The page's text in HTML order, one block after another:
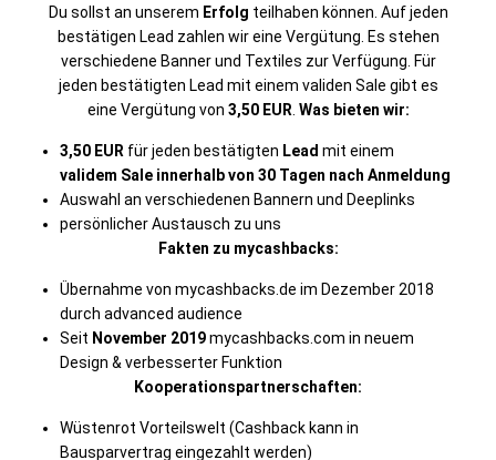
Du sollst an unserem Erfolg teilhaben können. Auf jeden
bestätigen Lead zahlen wir eine Vergütung. Es stehen
verschiedene Banner und Textiles zur Verfügung. Für
jeden bestätigten Lead mit einem validen Sale gibt es
eine Vergütung von 3,50 EUR Was bieten wir:
3,50 EUR für jeden bestätigten Lead mit einem
validem Sale innerhalb von 30 Tagen nach Anmeldung
Auswahl an verschiedenen Bannern und Deeplinks
persönlicher Austausch zu uns
Fakten zu mycashbacks:
Übernahme von mycashbacks.de im Dezember 2018
durch advanced audience
Seit November 2019mycashbacks.com in neuem
Design & verbesserter Funktion
Kooperationspartnerschaften:
Wüstenrot Vorteilswelt (Cashback kann in
Bausparvertrag eingezahlt werden)